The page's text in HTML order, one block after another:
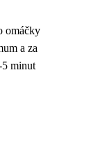
omáčky
a za
5 minut